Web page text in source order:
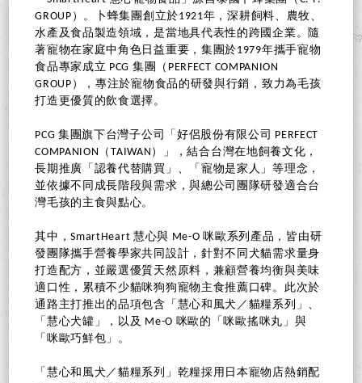
GROUP）。卜蜂集團創立於1921年，深耕飼料、農牧、
水產及食品製造領域，是當地具代表性的跨國企業。隨
著寵物在家庭中角色日益重要，集團於1979年攜手寵物
食品專家成立 PCG 集團（PERFECT COMPANION
GROUP），專注於寵物食品的研發與行銷，致力為毛孩
打造更優質的飲食選擇。
PCG 集團旗下台灣子公司「好侶股份有限公司 PERFECT
COMPANION（TAIWAN）」，結合台灣在地飼養文化，
長期推廣「認養代替購買」、「寵物是家人」等理念，
並依據不同成長階段與需求，與總公司團隊研發適合台
灣毛孩的主食與點心。
其中，SmartHeart 慧心與 Me-O 咪歐系列產品，皆由研
發團隊攜手營養學家共同設計，針對不同犬貓需求量身
打造配方，並嚴選優質天然原料，兼顧營養均衡與美味
適口性，累積不少貓咪狗狗寵物主食推薦口碑。此次於
通路主打推出的品項包含「慧心和風犬／貓糧系列」、
「慧心犬罐」，以及 Me-O 咪歐的「咪歐搖咪丸」與
「咪歐巧鮮包」。
「慧心和風犬／貓糧系列」乾糧採用日本寵物店熱銷配